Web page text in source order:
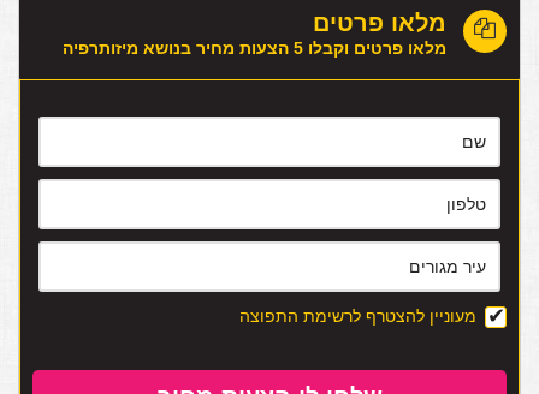
מלאו פרטים
מלאו פרטים וקבלו 5 הצעות מחיר בנושא מיזותרפיה
מעוניין להצטרף לרשימת התפוצה